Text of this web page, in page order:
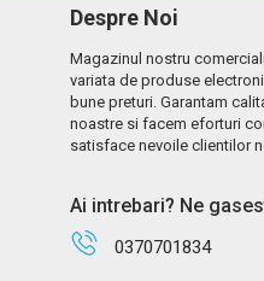
Despre Noi
Magazinul nostru
variata de produse
bune preturi. Garantam
noastre si facem eforturi
satisface nevoile clientilor
Ai intrebari? Ne
0370701834